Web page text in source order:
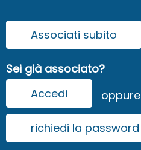
Associati subito
Sei già associato?
Accedi
oppure
richiedi la password